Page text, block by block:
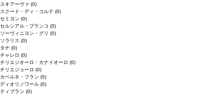
スキアーヴァ (0)
スクード・ディ・コルテ (0)
セミヨン (0)
セルシアル・ブランコ (0)
ソーヴィニヨン・グリ (0)
ソラリス (0)
タナ (0)
チャレロ (0)
チリエジオーロ・カナイオーロ (0)
チリエジョーロ (0)
カベルネ・フラン (0)
ディオリノワール (0)
ティブラン (0)